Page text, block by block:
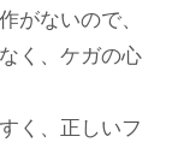
がないので、
く、ケガの心
く、正しいフ